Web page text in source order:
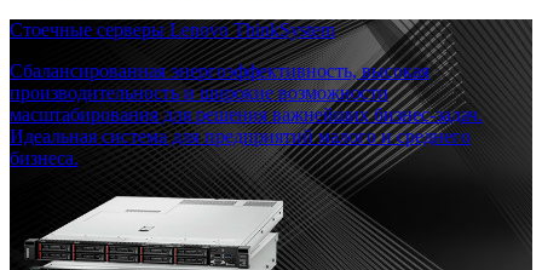
Стоечные серверы Lenovo ThinkSystem
Сбалансированная энергоэффективность, высокая
производительность и широкие возможности
масштабирования для решения важнейших бизнес-задач.
Идеальная система для предприятий малого и среднего
бизнеса.